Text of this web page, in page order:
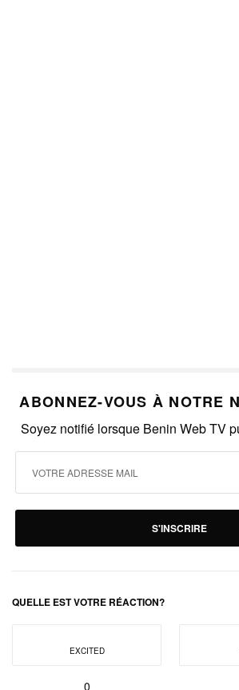
ABONNEZ-VOUS À NOTRE
Soyez notifié lorsque Benin Web TV
S'INSCRIRE
QUELLE EST VOTRE RÉACTION?
EXCITED
0